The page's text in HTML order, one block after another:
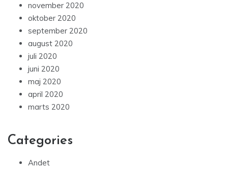
november 2020
oktober 2020
september 2020
august 2020
juli 2020
juni 2020
maj 2020
april 2020
marts 2020
Categories
Andet